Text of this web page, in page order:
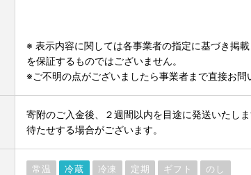
※ 表示内容に関しては各事業者の指定に基づき掲
を保証するものではございません。
※ご不明の点がございましたら事業者まで直接お問
寄附のご入金後、２週間以内を目途に発送いたし
待たせする場合がございます。
常温 冷蔵 冷凍 定期 ギフト のし